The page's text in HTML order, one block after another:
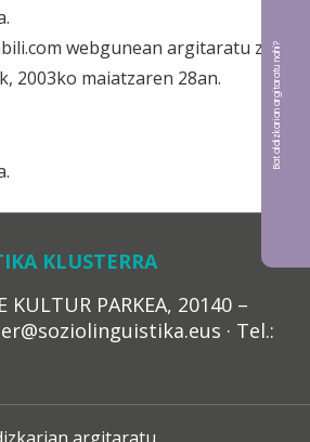
webgunean argitaratu zuen
2003ko maiatzaren 28an.
KLUSTERRA
KULTUR PARKEA, 20140 –
· Tel.:
Bat aldizkarian argitaratu nahi?